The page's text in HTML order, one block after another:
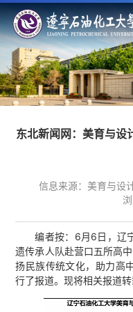
东北新闻网：美育与设
信息来源：美育与设
编者按：6月6日，辽
遗传承人队赴营口五所高
扬民族传统文化，助力高
行了报道。现将相关报道转